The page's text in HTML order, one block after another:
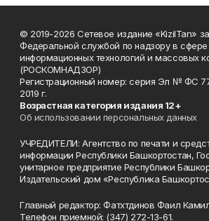
© 2019-2026 Сетевое издание «KizilTan»
Федеральной службой по надзору в сфере
информационных технологий и массовых
(РОСКОМНАДЗОР)
Регистрационный номер: серия Эл № ФС
2019 г.
Возрастная категория издания 12+
Об использовании персональных данных
УЧРЕДИТЕЛИ: Агентство по печати и
информации Республики Башкортостан,
унитарное предприятие Республики
Издательский дом «Республика
Главный редактор: Фатхтдинов Фаил
Телефон приемной: (347) 272-13-61.